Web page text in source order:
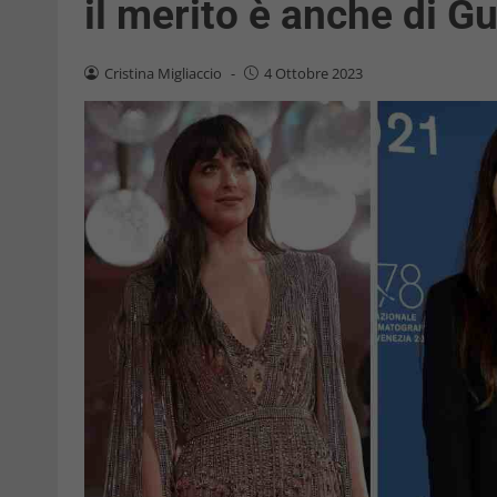
il merito è anche di
Cristina Migliaccio - 4 Ottobre 2023